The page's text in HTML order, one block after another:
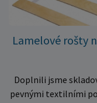
Lamelové rošty
Doplnili jsme
pevnými textilními